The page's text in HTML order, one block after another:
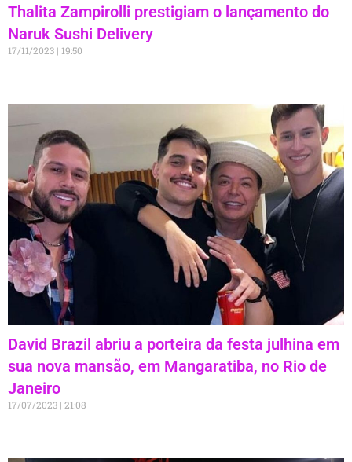
Thalita Zampirolli prestigiam o lançamento do
Naruk Sushi Delivery
17/11/2023 19:50
David Brazil abriu a porteira da festa julhina em
sua nova mansão, em Mangaratiba, no Rio de
Janeiro
17/07/2023 21:08